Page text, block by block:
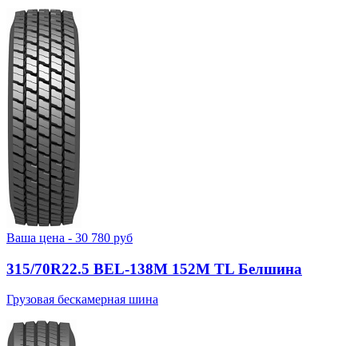
Ваша цена - 30 780 руб
315/70R22.5 BEL-138М 152M TL Белшина
Грузовая бескамерная шина